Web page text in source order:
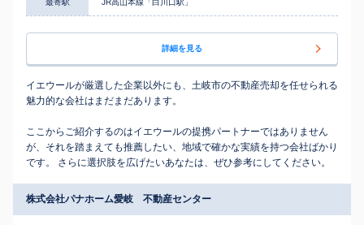
最寄駅 JR高山本線「白川口駅」
詳細を見る
イエウールが厳選した企業以外にも、土岐市の不動産売却を任せられる
魅力的な会社はまだまだあります。
ここからご紹介するのはイエウールの提携パートナーではありません
が、それを踏まえても推薦したい、地域で確かな実績を持つ会社ばかり
です。 さらに選択肢を広げたいあなたは、ぜひ参考にしてください。
株式会社パナホーム愛岐 不動産センター